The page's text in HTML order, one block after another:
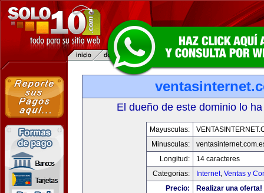
El dueño de este dominio lo
Mayusculas:
Minusculas:
Longitud:
14 caracteres
Categorias:
Internet, Ventas y
Precio:
Realizar una oferta!